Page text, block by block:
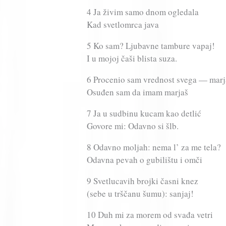
4 Ja živim samo dnom ogledala
Kad svetlomrca java
5 Ko sam? Ljubavne tambure vapaj!
I u mojoj čaši blista suza.
6 Procenio sam vrednost svega —
Osuđen sam da imam marjaš
7 Ja u sudbinu kucam kao detlić
Govore mi: Odavno si šlb.
8 Odavno moljah: nema l’ za me tela?
Odavna pevah o gubilištu i omči
9 Svetlucavih brojki časni knez
(sebe u trščanu šumu): sanjaj!
10 Duh mi za morem od svađa vetri